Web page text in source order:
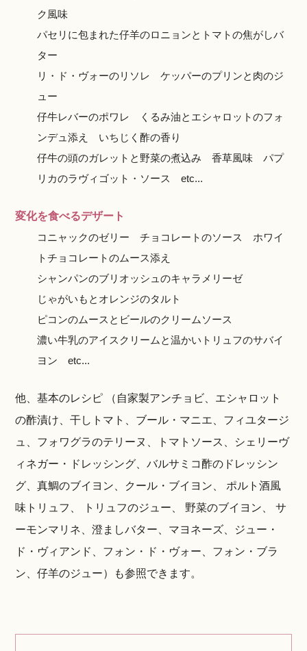
ク風味
パセリに包まれた仔羊のロニョンとトマトの焦がしバ
ター
リ・ド・ヴォーのリソレ ケッパーのプリンと肉のジ
ュー
仔牛レバーのポワレ くるみ油とエシャロットのフォ
ンデュ添え いちじく酢の香り
仔牛の頭のガレットと野菜の煮込み 香草風味 パプ
リカのラヴィゴット・ソース etc...
変化を食べるデザート
コニャックのゼリー チョコレートのソース ホワイ
トチョコレートのムース添え
シャンパンのブリオッシュのキャラメリーゼ
じゃがいもとオレンジのタルト
ピコンのムースとビールのクリームソース
濃い牛乳のアイスクリームと温かいトリュフのサバイ
ヨン etc...
他、基本のレシピ （自家製アンチョビ、エシャロット
の酢漬け、干しトマト、ブール・マニエ、フィユタージ
ュ、フォワグラのテリーヌ、トマトソース、シェリーヴ
ィネガー・ドレッシング、バルサミコ酢のドレッシン
グ、真鯛のブイヨン、クール・ブイヨン、 ポルト酒風
味トリュフ、 トリュフのジュー、 野菜のブイヨン、 サ
ーモンマリネ、澄ましバター、マヨネーズ、ジュー・
ド・ヴィアンド、フォン・ド・ヴォー、フォン・ブラ
ン、仔羊のジュー）も参照できます。